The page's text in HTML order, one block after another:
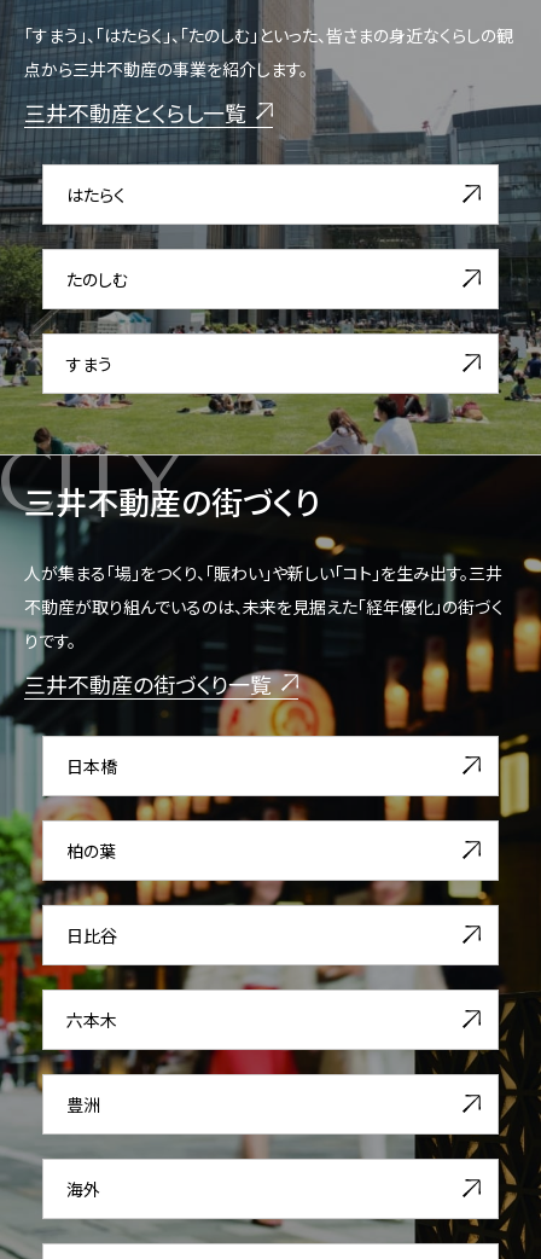
「すまう」、「はたらく」、「たのしむ」といった、皆さまの身近なくらしの観
点から三井不動産の事業を紹介します。
三井不動産とくらし一覧
はたらく
たのしむ
すまう
三井不動産の街づくり
人が集まる「場」をつくり、「賑わい」や新しい「コト」を生み出す。三井
不動産が取り組んでいるのは、未来を見据えた「経年優化」の街づく
りです。
三井不動産の街づくり一覧
日本橋
柏の葉
日比谷
六本木
豊洲
海外